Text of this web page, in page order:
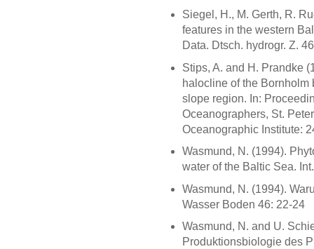
Siegel, H., M. Gerth, R.
features in the western
Data. Dtsch. hydrogr. Z.
Stips, A. and H. Prandke
halocline of the
slope region. In:
Oceanographers, St.
Oceanographic Institute:
Wasmund, N. (1994).
water of the Baltic Sea.
Wasmund, N. (1994).
Wasser Boden 46: 22-24
Wasmund, N. and U.
Produktionsbiologie des